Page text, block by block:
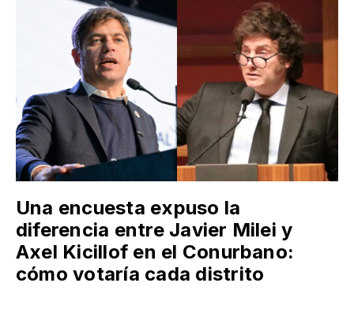
Una encuesta expuso la
diferencia entre Javier Milei y
Axel Kicillof en el Conurbano:
cómo votaría cada distrito